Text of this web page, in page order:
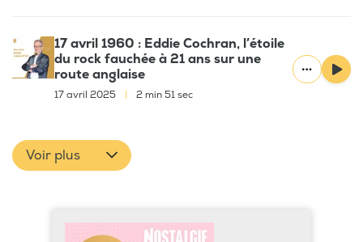
17 avril 1960 : Eddie Cochran, l’étoile
du rock fauchée à 21 ans sur une
route anglaise
17 avril 2025 2 min 51 sec
Voir plus